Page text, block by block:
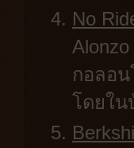
No
กอลอ
โดยใน